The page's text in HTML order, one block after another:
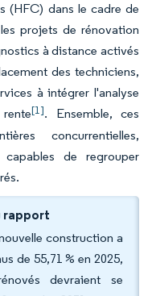
(HFC) dans le cadre de
projets de rénovation
à distance activés
des techniciens,
à intégrer l'analyse
[1]. Ensemble, ces
concurrentielles,
de regrouper
rapport
construction a
de 55,71 % en 2025,
devraient se